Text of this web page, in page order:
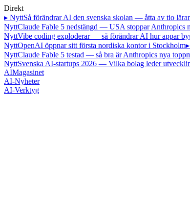
Direkt
▸ NyttSå förändrar AI den svenska skolan — åtta av tio
NyttClaude Fable 5 nedstängd — USA stoppar Anthropics
NyttVibe coding exploderar — så förändrar AI hur appar
NyttOpenAI öppnar sitt första nordiska kontor i Stockholm
NyttClaude Fable 5 testad — så bra är Anthropics nya
NyttSvenska AI-startups 2026 — Vilka bolag leder
AIMagasinet
AI-Nyheter
AI-Verktyg